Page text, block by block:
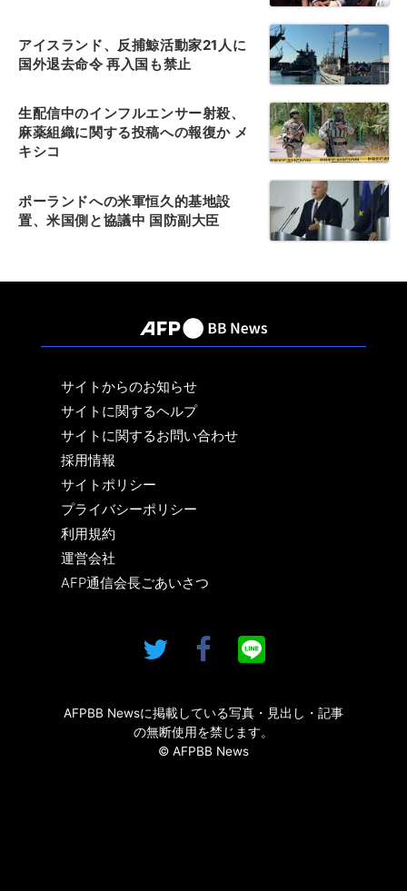
アイスランド、反捕鯨活動家21人に
国外退去命令 再入国も禁止
生配信中のインフルエンサー射殺、
麻薬組織に関する投稿への報復か メ
キシコ
ポーランドへの米軍恒久的基地設
置、米国側と協議中 国防副大臣
サイトからのお知らせ
サイトに関するヘルプ
サイトに関するお問い合わせ
採用情報
サイトポリシー
プライバシーポリシー
利用規約
運営会社
AFP通信会長ごあいさつ
AFPBB Newsに掲載している写真・見出し・記事
の無断使用を禁じます。
© AFPBB News